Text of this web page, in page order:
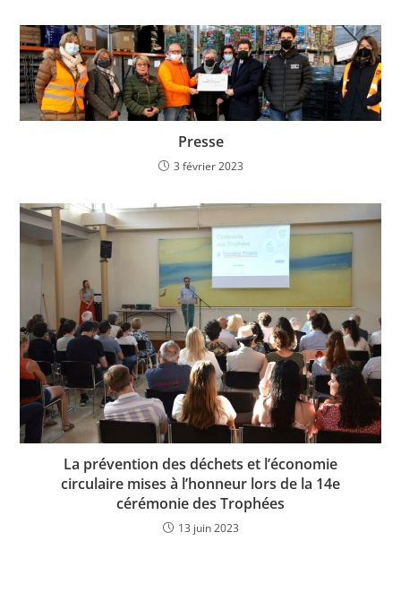
Presse
3 février 2023
La prévention des déchets et l’économie
circulaire mises à l’honneur lors de la 14e
cérémonie des Trophées
13 juin 2023